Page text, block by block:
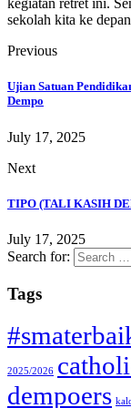
kegiatan retret ini.
sekolah kita ke
Previous
Ujian Satuan
Dempo
July 17, 2025
Next
TIPO (TALI KASIH
July 17, 2025
Search for:
Tags
2025/2026
dempoers